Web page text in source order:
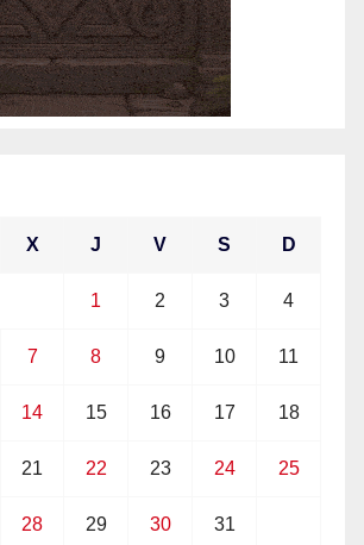
X J V S D
1 2 3 4
7 8 9 10 11
14 15 16 17 18
21 22 23 24 25
28 29 30 31